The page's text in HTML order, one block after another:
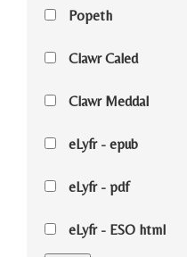
Popeth
Clawr Caled
Clawr Meddal
eLyfr - epub
eLyfr - pdf
eLyfr - ESO html